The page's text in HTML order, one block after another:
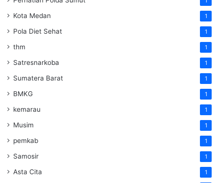
Kota Medan 1
Pola Diet Sehat 1
thm 1
Satresnarkoba 1
Sumatera Barat 1
BMKG 1
kemarau 1
Musim 1
pemkab 1
Samosir 1
Asta Cita 1